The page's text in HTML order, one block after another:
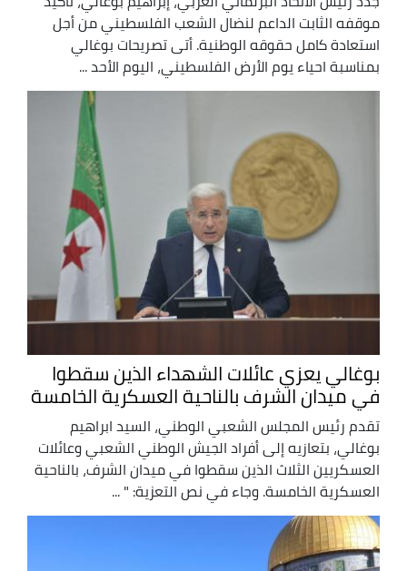
موقفه الثابت الداعم لنضال الشعب الفلسطيني من أجل
استعادة كامل حقوقه الوطنية. أتى تصريحات بوغالي
بمناسبة احياء يوم الأرض الفلسطيني، اليوم الأحد ...
بوغالي يعزي عائلات الشهداء الذين سقطوا
في ميدان الشرف بالناحية العسكرية الخامسة
تقدم رئيس المجلس الشعبي الوطني، السيد ابراهيم
بوغالي، بتعازيه إلى أفراد الجيش الوطني الشعبي وعائلات
العسكريين الثلاث الذين سقطوا في ميدان الشرف، بالناحية
العسكرية الخامسة. وجاء في نص التعزية: " ...